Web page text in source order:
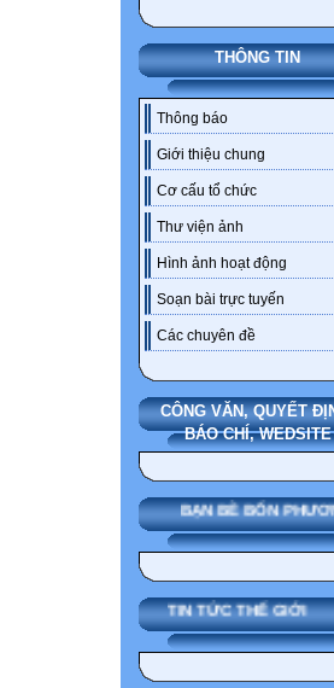
THÔNG TIN
Thông báo
Giới thiệu chung
Cơ cấu tổ chức
Thư viện ảnh
Hình ảnh hoạt động
Soạn bài trực tuyến
Các chuyên đề
CÔNG VĂN, QUYẾT
BÁO CHÍ, WEDSITE
BẠN BÈ BỐN
TIN TỨC THẾ